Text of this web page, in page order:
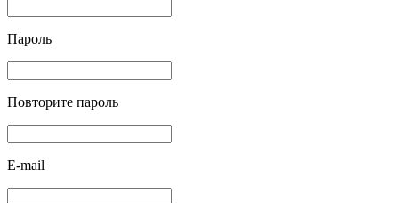
Пароль
Повторите пароль
E-mail